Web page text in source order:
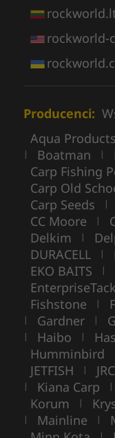
rockworld-
Producenci:
Aqua Products
| Boatman |
Carp Fishing
Carp Old
Carp Seeds |
CC Moore |
Delkim |
DURACELL |
EKO BAITS |
Fishstone |
| Gardner |
| Haibo |
Humminbird
JETFISH | JRC
| Kiana Carp |
Korum |
| Mainline |